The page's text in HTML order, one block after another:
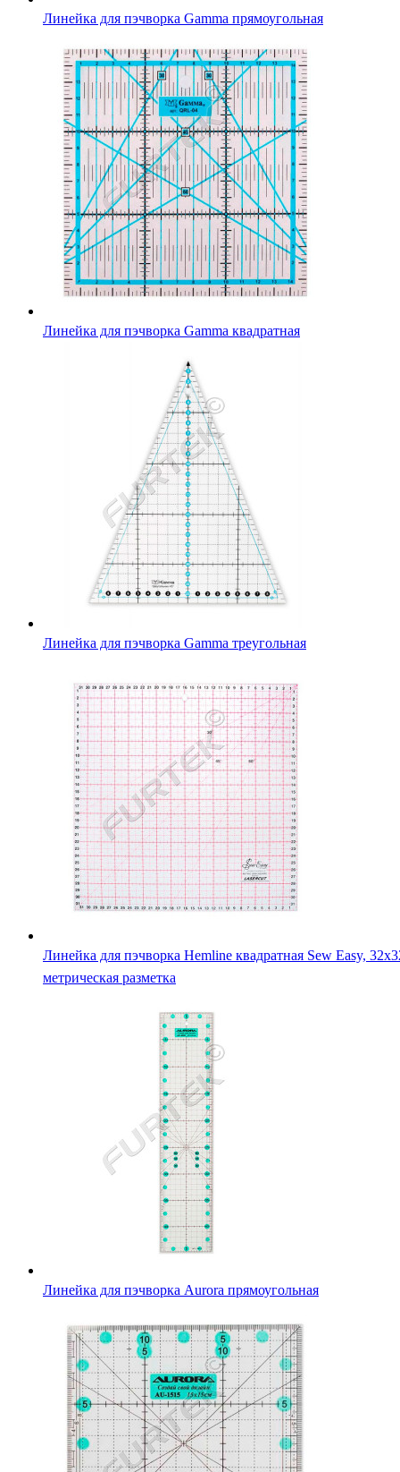
Линейка для пэчворка Gamma прямоугольная
Линейка для пэчворка Gamma квадратная
Линейка для пэчворка Gamma треугольная
Линейка для пэчворка Hemline квадратная Sew Easy,
метрическая разметка
Линейка для пэчворка Aurora прямоугольная